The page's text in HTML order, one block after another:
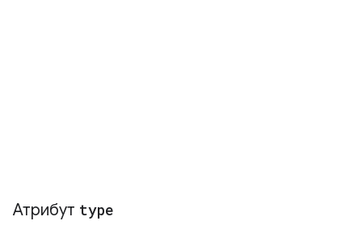
Атрибут type